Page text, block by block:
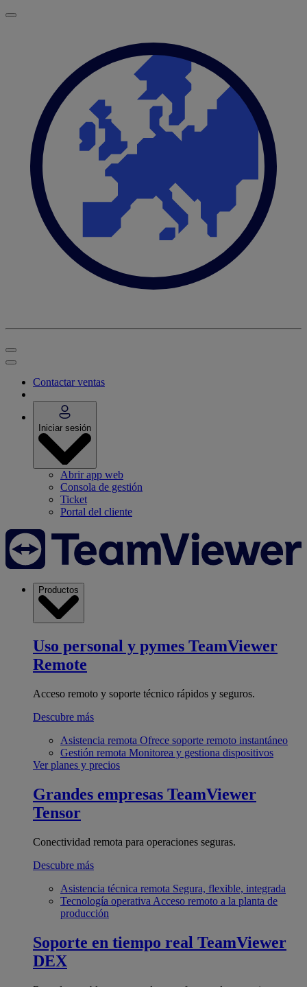
Contactar ventas
Iniciar sesión
Abrir app web
Consola de gestión
Ticket
Portal del cliente
Productos
Uso personal y pymes TeamViewer
Remote
Acceso remoto y soporte técnico rápidos y seguros.
Descubre más
Asistencia remota Ofrece soporte remoto instantáneo
Gestión remota Monitorea y gestiona dispositivos
Ver planes y precios
Grandes empresas TeamViewer
Tensor
Conectividad remota para operaciones seguras.
Descubre más
Asistencia técnica remota Segura, flexible, integrada
Tecnología operativa Acceso remoto a la planta de
producción
Soporte en tiempo real TeamViewer
DEX